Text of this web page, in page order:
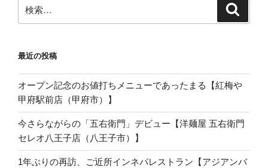
索:
最近の投稿
オープン記念のお値打ちメニューであったまる【紅梅や
甲府駅前店（甲府市）】
今さらながらの「五右衛門」デビュー【洋麺屋 五右衛門
セレオ八王子店（八王子市）】
1年ぶりの再訪、ご近所インネパレストラン【アジアンバ